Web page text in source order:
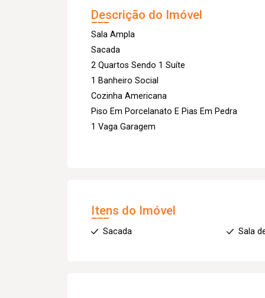
Descrição do Imóvel
Sala Ampla
Sacada
2 Quartos Sendo 1 Suíte
1 Banheiro Social
Cozinha Americana
Piso Em Porcelanato E Pias Em Pedra
1 Vaga Garagem
Itens do Imóvel
Sacada Sala